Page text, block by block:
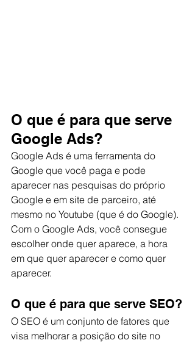
O que é para que serve
Google Ads?
Google Ads é uma ferramenta do
Google que você paga e pode
aparecer nas pesquisas do próprio
Google e em site de parceiro, até
mesmo no Youtube (que é do Google).
Com o Google Ads, você consegue
escolher onde quer aparece, a hora
em que quer aparecer e como quer
aparecer.
O que é para que serve SEO?
O SEO é um conjunto de fatores que
visa melhorar a posição do site no